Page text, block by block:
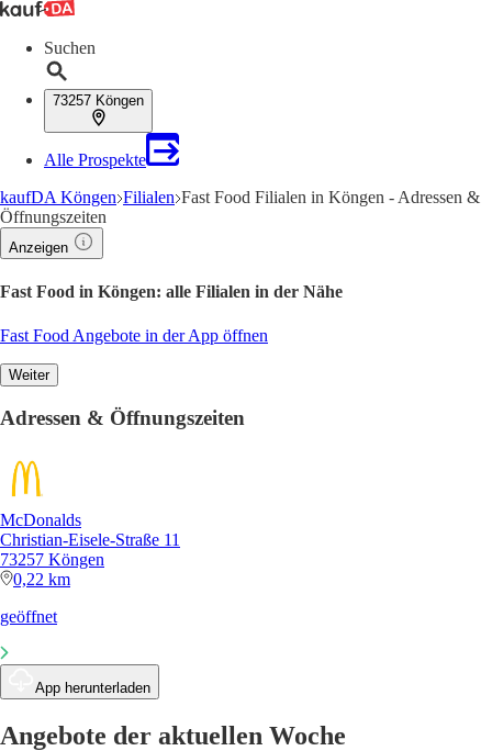
Suchen
73257 Köngen
Alle Prospekte
kaufDA Köngen Filialen Fast Food Filialen in Köngen - Adressen &
Öffnungszeiten
Anzeigen
Fast Food in Köngen: alle Filialen in der Nähe
Fast Food Angebote in der App öffnen
Weiter
Adressen & Öffnungszeiten
McDonalds
Christian-Eisele-Straße 11
73257 Köngen
0,22 km
geöffnet
App herunterladen
Angebote der aktuellen Woche